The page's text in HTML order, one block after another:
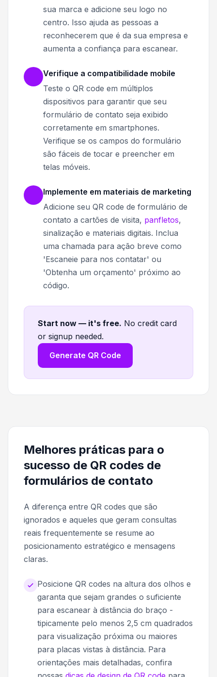
sua marca e adicione seu logo no
centro. Isso ajuda as pessoas a
reconhecerem que é da sua empresa e
aumenta a confiança para escanear.
Verifique a compatibilidade mobile
Teste o QR code em múltiplos
dispositivos para garantir que seu
formulário de contato seja exibido
corretamente em smartphones.
Verifique se os campos do formulário
são fáceis de tocar e preencher em
telas móveis.
Implemente em materiais de marketing
Adicione seu QR code de formulário de
contato a cartões de visita, panfletos,
sinalização e materiais digitais. Inclua
uma chamada para ação breve como
'Escaneie para nos contatar' ou
'Obtenha um orçamento' próximo ao
código.
Start now — it's free. No credit card
or signup needed.
Generate QR Code
Melhores práticas para o
sucesso de QR codes de
formulários de contato
A diferença entre QR codes que são
ignorados e aqueles que geram consultas
reais frequentemente se resume ao
posicionamento estratégico e mensagens
claras.
Posicione QR codes na altura dos olhos e
garanta que sejam grandes o suficiente
para escanear à distância do braço -
tipicamente pelo menos 2,5 cm quadrados
para visualização próxima ou maiores
para placas vistas à distância. Para
orientações mais detalhadas, confira